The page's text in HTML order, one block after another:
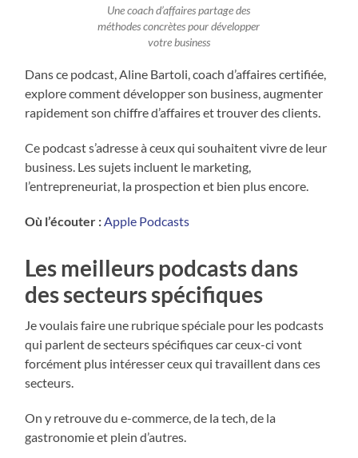
Une coach d’affaires partage des
méthodes concrètes pour développer
votre business
Dans ce podcast, Aline Bartoli, coach d’affaires certifiée,
explore comment développer son business, augmenter
rapidement son chiffre d’affaires et trouver des clients.
Ce podcast s’adresse à ceux qui souhaitent vivre de leur
business. Les sujets incluent le marketing,
l’entrepreneuriat, la prospection et bien plus encore.
Où l’écouter : Apple Podcasts
Les meilleurs podcasts dans
des secteurs spécifiques
Je voulais faire une rubrique spéciale pour les podcasts
qui parlent de secteurs spécifiques car ceux-ci vont
forcément plus intéresser ceux qui travaillent dans ces
secteurs.
On y retrouve du e-commerce, de la tech, de la
gastronomie et plein d’autres.